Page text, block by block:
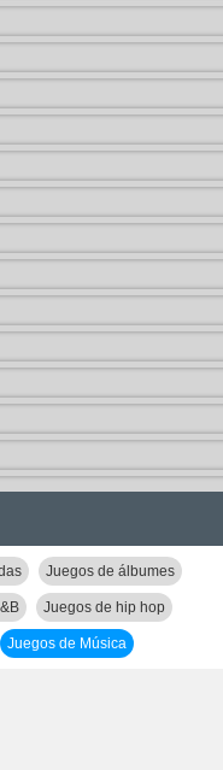
Juegos de álbumes
Juegos de hip hop
Juegos de Música